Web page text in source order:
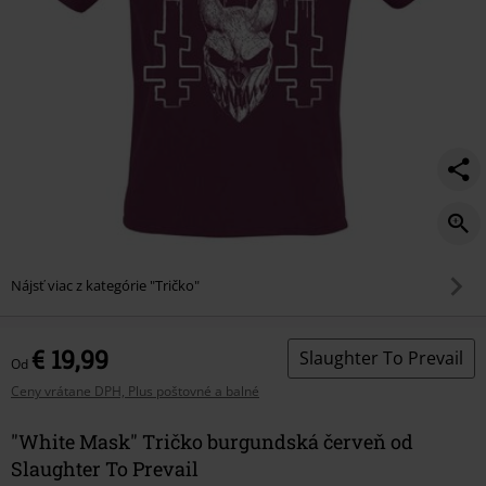
Nájsť viac z kategórie "Tričko"
Od € 19,99
Ceny vrátane DPH, Plus poštovné a balné
Slaughter To Prevail
"White Mask" Tričko burgundská červeň od
Slaughter To Prevail